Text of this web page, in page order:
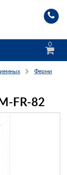
0
Ферми
FR-82